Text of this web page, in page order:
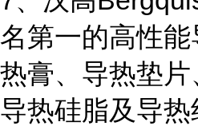
名第一的高性
热膏、导热垫片
导热硅脂及导热